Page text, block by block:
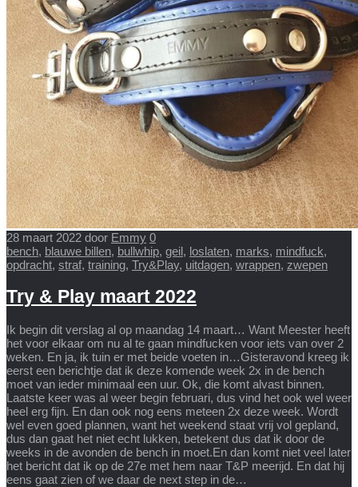
28 maart 2022 door Emmy 0
bench, blauwe billen, bullwhip, geil, loslaten, marks, mindfuck,
opdracht, straf, training, Try&Play, uitdagen, wrappen, zwepen
Try & Play maart 2022
Ik begin dit verslag al op maandag 14 maart… Want Meester heeft
het voor elkaar om nu al te gaan mindfucken voor iets van over 2
weken. En ja, ik tuin er met beide voeten in…Gisteravond kreeg ik
eerst een berichtje dat ik deze komende week 2x in de bench
moet van ieder minimaal een uur. Ok, die komt alvast binnen.
Laatste keer was al weer begin februari, dus vind het ook wel weer
heel erg fijn. En dan ook nog eens meteen 2x deze week. Wordt
wel even goed plannen, want het weekend staat vrij vol gepland,
dus dan gaat het niet echt lukken, betekent dus dat ik door de
weeks in de avonden de bench in moet.En dan komt niet veel later
het bericht dat ik op de 27e met hem naar T&P meerijd. En dat hij
eens gaat zien of we daar de next step in de…